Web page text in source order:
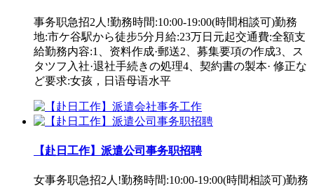
事务职急招2人!勤務時間:10:00-19:00(時間相談可)勤務
地:市ケ谷駅から徒步5分月給:23万日元起交通費:全額支
給勤務内容:1、资料作成·郵送2、募集要項の作成3、ス
タツフ入社·退社手続きの処理4、契約書の製本· 修正な
ど要求:女孩，日语母语水平
【赴日工作】派遣公司事务职招聘
女事务职急招2人!勤務時間:10:00-19:00(時間相談可)勤務